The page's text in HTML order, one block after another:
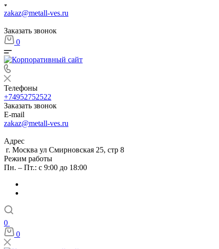
zakaz@metall-ves.ru
Заказать звонок
0
Телефоны
+74952752522
Заказать звонок
E-mail
zakaz@metall-ves.ru
Адрес
г. Москва ул Смирновская 25, стр 8
Режим работы
Пн. – Пт.: с 9:00 до 18:00
0
0